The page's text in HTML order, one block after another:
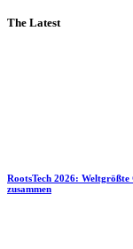
The Latest
RootsTech 2026:
zusammen